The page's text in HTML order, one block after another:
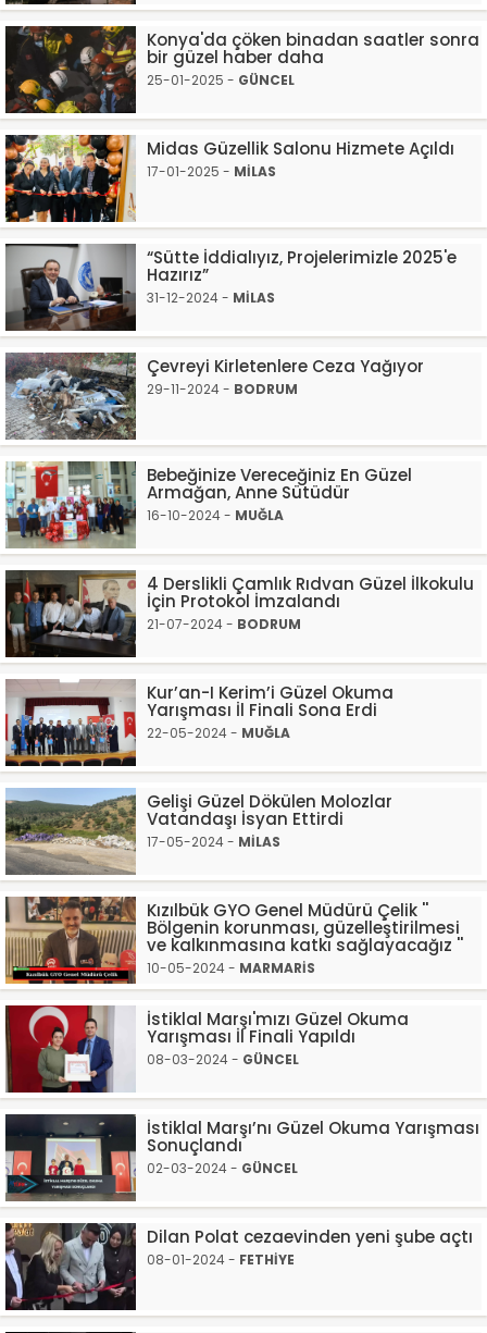
Konya'da çöken binadan saatler sonra
bir güzel haber daha
25-01-2025 - GÜNCEL
Midas Güzellik Salonu Hizmete Açıldı
17-01-2025 - MİLAS
“Sütte İddialıyız, Projelerimizle 2025'e
Hazırız”
31-12-2024 - MİLAS
Çevreyi Kirletenlere Ceza Yağıyor
29-11-2024 - BODRUM
Bebeğinize Vereceğiniz En Güzel
Armağan, Anne Sütüdür
16-10-2024 - MUĞLA
4 Derslikli Çamlık Rıdvan Güzel İlkokulu
İçin Protokol İmzalandı
21-07-2024 - BODRUM
Kur’an-I Kerim’i Güzel Okuma
Yarışması İl Finali Sona Erdi
22-05-2024 - MUĞLA
Gelişi Güzel Dökülen Molozlar
Vatandaşı İsyan Ettirdi
17-05-2024 - MİLAS
Kızılbük GYO Genel Müdürü Çelik ''
Bölgenin korunması, güzelleştirilmesi
ve kalkınmasına katkı sağlayacağız ''
10-05-2024 - MARMARİS
İstiklal Marşı'mızı Güzel Okuma
Yarışması İl Finali Yapıldı
08-03-2024 - GÜNCEL
İstiklal Marşı’nı Güzel Okuma Yarışması
Sonuçlandı
02-03-2024 - GÜNCEL
Dilan Polat cezaevinden yeni şube açtı
08-01-2024 - FETHİYE